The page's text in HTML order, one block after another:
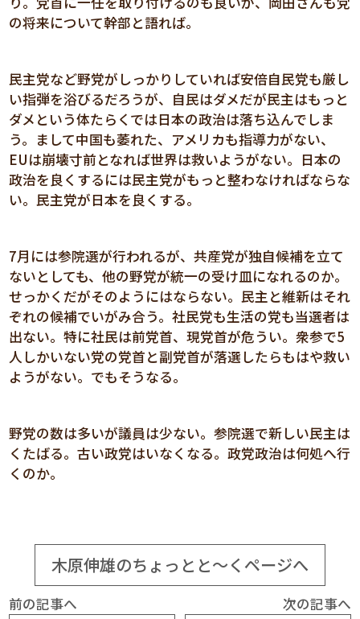
の将来について幹部と語れば。
民主党など野党がしっかりしていれば安倍自民党も厳し
い指弾を浴びるだろうが、自民はダメだが民主はもっと
ダメという体たらくでは日本の政治は落ち込んでしま
う。まして中国も萎れた、アメリカも指導力がない、
EUは崩壊寸前となれば世界は救いようがない。日本の
政治を良くするには民主党がもっと整わなければならな
い。民主党が日本を良くする。
7月には参院選が行われるが、共産党が独自候補を立て
ないとしても、他の野党が統一の受け皿になれるのか。
せっかくだがそのようにはならない。民主と維新はそれ
ぞれの候補でいがみ合う。社民党も生活の党も当選者は
出ない。特に社民は前党首、現党首が危うい。衆参で5
人しかいない党の党首と副党首が落選したらもはや救い
ようがない。でもそうなる。
野党の数は多いが議員は少ない。参院選で新しい民主は
くたばる。古い政党はいなくなる。政党政治は何処へ行
くのか。
木原伸雄のちょっとと～くページへ
前の記事へ
次の記事へ